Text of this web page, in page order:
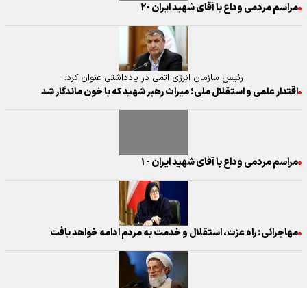
مراسم مردمی وداع با آقای شهید ایران -۲
رئیس سازمان انرژی اتمی در یادداشتی عنوان کرد:
اقتدار علمی و استقلال ملی؛ میراث رهبر شهید که با خون ماندگار شد
مراسم مردمی وداع با آقای شهید ایران - ۱
مهاجرانی: راه عزت، استقلال و خدمت به مردم ادامه خواهد یافت